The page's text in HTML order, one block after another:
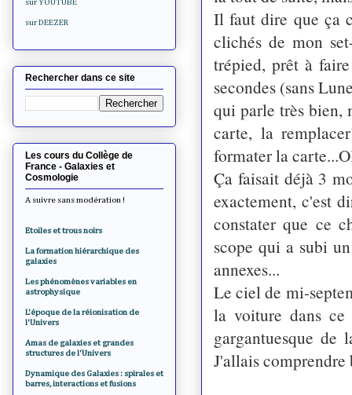
Il faut dire que ça
clichés de mon
trépied, prêt à
secondes (sans
qui parle très bien,
carte, la
formater la
Ça faisait déjà 3
exactement, c'est
constater que ce
scope qui a subi
annexes...
Le ciel de mi-
la voiture dans
gargantuesque de
J'allais
sur YOUTUBE
sur DEEZER
Rechercher dans ce site
Les cours du Collège de
France - Galaxies et
Cosmologie
A suivre sans modération !
Etoiles et trous noirs
La formation hiérarchique des
galaxies
Les phénomènes variables en
astrophysique
L'époque de la réionisation de
l'Univers
Amas de galaxies et grandes
structures de l'Univers
Dynamique des Galaxies : spirales et
barres, interactions et fusions